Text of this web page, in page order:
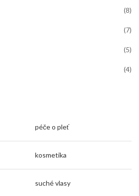
(8)
(7)
(5)
(4)
péče o pleť
kosmetika
suché vlasy